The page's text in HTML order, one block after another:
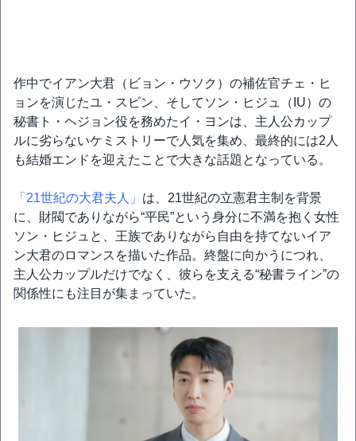
作中でイアン大君（ビョン・ウソク）の補佐官チェ・ヒ
ョンを演じたユ・スビン、そしてソン・ヒジュ（IU）の
秘書ト・ヘジョン役を務めたイ・ヨンは、主人公カップ
ルに劣らないケミストリーで人気を集め、最終的には2人
も結婚エンドを迎えたことで大きな話題となっている。
「21世紀の大君夫人」 は、21世紀の立憲君主制を背景
に、財閥でありながら“平民”という身分に不満を抱く女性
ソン・ヒジュと、王族でありながら自由を持てないイア
ン大君のロマンスを描いた作品。終盤に向かうにつれ、
主人公カップルだけでなく、彼らを支える“秘書ライン”の
関係性にも注目が集まっていた。